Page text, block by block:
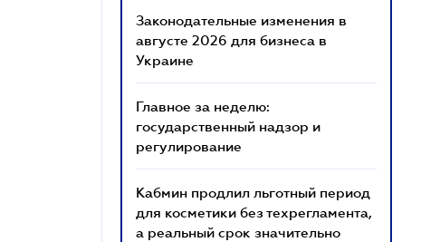
Законодательные изменения в
августе 2026 для бизнеса в
Украине
Главное за неделю:
государственный надзор и
регулирование
Кабмин продлил льготный период
для косметики без техрегламента,
а реальный срок значительно